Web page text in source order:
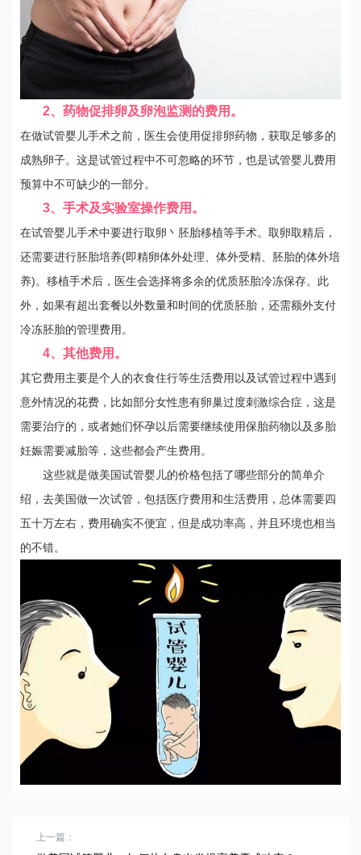
2、药物促排卵及卵泡监测的费用。
在做试管婴儿手术之前，医生会使用促排卵药物，获取足够多的
成熟卵子。这是试管过程中不可忽略的环节，也是试管婴儿费用
预算中不可缺少的一部分。
3、手术及实验室操作费用。
在试管婴儿手术中要进行取卵丶胚胎移植等手术。取卵取精后，
还需要进行胚胎培养(即精卵体外处理、体外受精、胚胎的体外培
养)。移植手术后，医生会选择将多余的优质胚胎冷冻保存。此
外，如果有超出套餐以外数量和时间的优质胚胎，还需额外支付
冷冻胚胎的管理费用。
4、其他费用。
其它费用主要是个人的衣食住行等生活费用以及试管过程中遇到
意外情况的花费，比如部分女性患有卵巢过度刺激综合症，这是
需要治疗的，或者她们怀孕以后需要继续使用保胎药物以及多胎
妊娠需要减胎等，这些都会产生费用。
这些就是做美国试管婴儿的价格包括了哪些部分的简单介
绍，去美国做一次试管，包括医疗费用和生活费用，总体需要四
五十万左右，费用确实不便宜，但是成功率高，并且环境也相当
的不错。
上一篇：